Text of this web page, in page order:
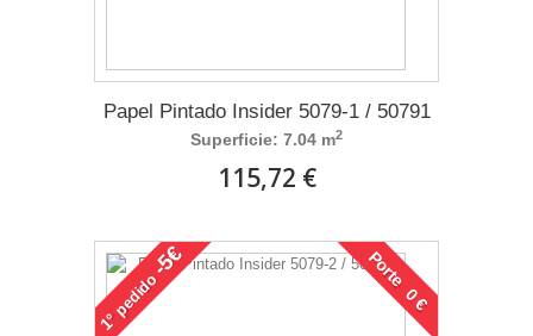
Papel Pintado Insider 5079-1 / 50791
Superficie: 7.04 m2
115,72 €
1°
pedido
-5€ Porte 0 €